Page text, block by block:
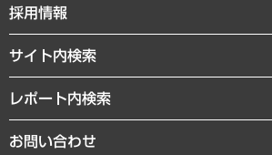
経済・産業・雇用・労働
まちづくり・観光・交通・スポーツ・スマートシティ
自然資源・農林水産業・食料システム
経営用語集
受託・受注実績（官公庁関連）
メディア掲載・出演
会社概要
沿革
組織図・本部部室紹介
インドネシア現地法人
ニュースリリース
お知らせ
採用情報
サイト内検索
レポート内検索
お問い合わせ